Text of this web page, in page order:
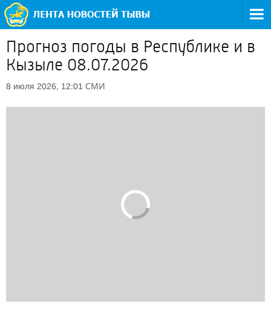
Прогноз погоды в Республике и в
Кызыле 08.07.2026
8 июля 2026, 12:01 СМИ